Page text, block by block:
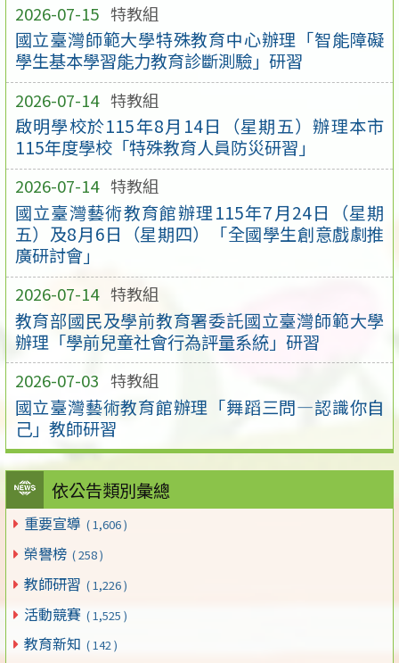
2026-07-15 特教組
國立臺灣師範大學特殊教育中心辦理「智能障礙
學生基本學習能力教育診斷測驗」研習
2026-07-14 特教組
啟明學校於115年8月14日（星期五）辦理本市
115年度學校「特殊教育人員防災研習」
2026-07-14 特教組
國立臺灣藝術教育館辦理115年7月24日（星期
五）及8月6日（星期四）「全國學生創意戲劇推
廣研討會」
2026-07-14 特教組
教育部國民及學前教育署委託國立臺灣師範大學
辦理「學前兒童社會行為評量系統」研習
2026-07-03 特教組
國立臺灣藝術教育館辦理「舞蹈三問―認識你自
己」教師研習
依公告類別彙總
重要宣導 ( 1,606 )
榮譽榜 ( 258 )
教師研習 ( 1,226 )
活動競賽 ( 1,525 )
教育新知 ( 142 )